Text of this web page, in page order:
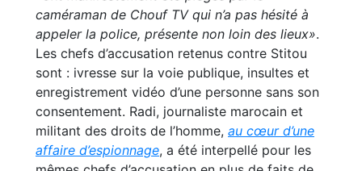
caméraman de Chouf TV qui n’a pas hésité à
appeler la police, présente non loin des lieux».
Les chefs d’accusation retenus contre Stitou
sont : ivresse sur la voie publique, insultes et
enregistrement vidéo d’une personne sans son
consentement. Radi, journaliste marocain et
militant des droits de l’homme, au cœur d’une
affaire d’espionnage, a été interpellé pour les